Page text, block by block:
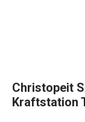
Christopeit
Kraftstation